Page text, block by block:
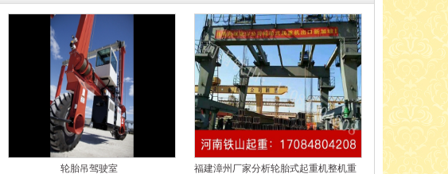
轮胎吊驾驶室 福建漳州厂家分析轮胎式起重机整机重